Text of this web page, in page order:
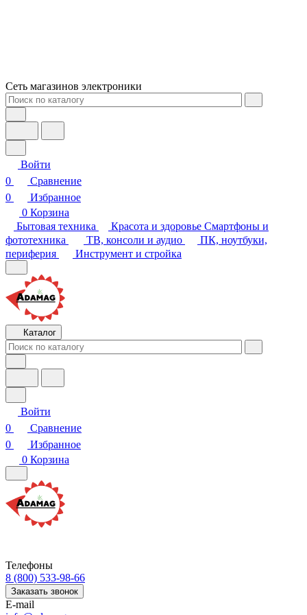
Сеть магазинов электроники
Войти
0
Сравнение
0
Избранное
0 Корзина
Бытовая техника
Красота и здоровье Смартфоны и
фототехника
ТВ, консоли и аудио
ПК, ноутбуки,
периферия
Инструмент и стройка
Каталог
Войти
0
Сравнение
0
Избранное
0 Корзина
Телефоны
8 (800) 533-98-66
Заказать звонок
E-mail